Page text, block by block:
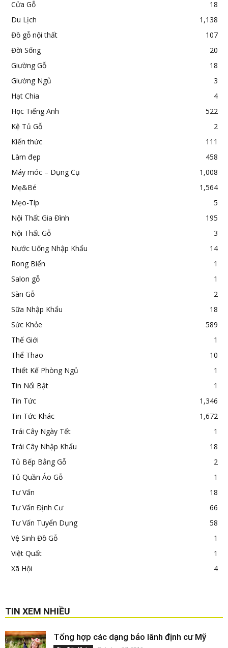
Cửa Gỗ
18
Du Lịch
1,138
Đồ gỗ nội thất
107
Đời Sống
20
Giường Gỗ
18
Giường Ngủ
3
Hạt Chia
4
Học Tiếng Anh
522
Kệ Tủ Gỗ
2
Kiến thức
111
Làm đẹp
458
Máy móc – Dụng Cụ
1,008
Mẹ&Bé
1,564
Mẹo-Típ
5
Nội Thất Gia Đình
195
Nội Thất Gỗ
3
Nước Uống Nhập Khẩu
14
Rong Biển
1
Salon gỗ
1
Sàn Gỗ
2
Sữa Nhập Khẩu
18
Sức Khỏe
589
Thế Giới
1
Thể Thao
10
Thiết Kế Phòng Ngủ
1
Tin Nổi Bật
1
Tin Tức
1,346
Tin Tức Khác
1,672
Trái Cây Ngày Tết
1
Trái Cây Nhập Khẩu
18
Tủ Bếp Bằng Gỗ
2
Tủ Quần Áo Gỗ
1
Tư Vấn
18
Tư Vấn Định Cư
66
Tư Vấn Tuyển Dụng
58
Vệ Sinh Đồ Gỗ
1
Việt Quất
1
Xã Hội
4
TIN XEM NHIỀU
Tổng hợp các dạng bảo lãnh định cư Mỹ